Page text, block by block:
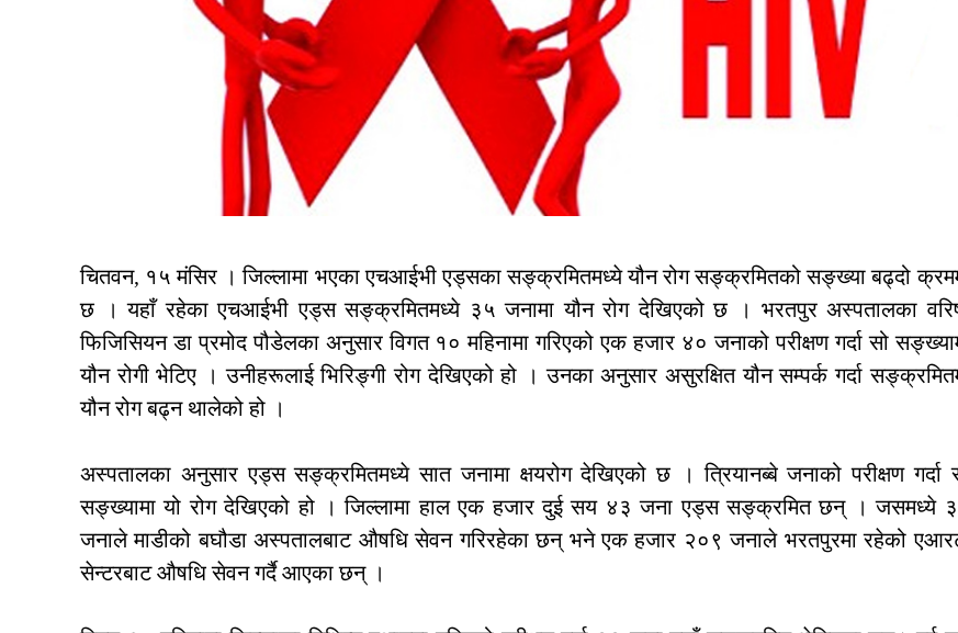
चितवन, १५ मंसिर । जिल्लामा भएका एचआईभी एड्सका सङ्क्रमितमध्ये यौन रोग सङ्क्रमितको सङ्ख्या बढ्दो
छ । यहाँ रहेका एचआईभी एड्स सङ्क्रमितमध्ये ३५ जनामा यौन रोग देखिएको छ । भरतपुर अस्पतालका
फिजिसियन डा प्रमोद पौडेलका अनुसार विगत १० महिनामा गरिएको एक हजार ४० जनाको परीक्षण गर्दा सो
यौन रोगी भेटिए । उनीहरूलाई भिरिङ्गी रोग देखिएको हो । उनका अनुसार असुरक्षित यौन सम्पर्क गर्दा
यौन रोग बढ्न थालेको हो ।
अस्पतालका अनुसार एड्स सङ्क्रमितमध्ये सात जनामा क्षयरोग देखिएको छ । त्रियानब्बे जनाको परीक्षण गर्दा
सङ्ख्यामा यो रोग देखिएको हो । जिल्लामा हाल एक हजार दुई सय ४३ जना एड्स सङ्क्रमित छन् । जसमध्ये
जनाले माडीको बघौडा अस्पतालबाट औषधि सेवन गरिरहेका छन् भने एक हजार २०९ जनाले भरतपुरमा रहेको
सेन्टरबाट औषधि सेवन गर्दै आएका छन् ।